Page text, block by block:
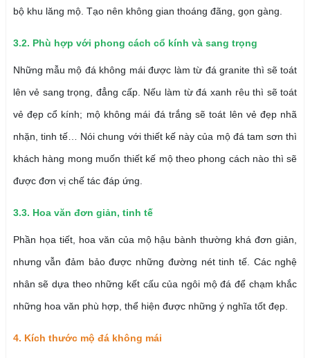
bộ khu lăng mộ. Tạo nên không gian thoáng đãng, gọn gàng.
3.2. Phù hợp với phong cách cổ kính và sang trọng
Những mẫu mộ đá không mái được làm từ đá granite thì sẽ toát
lên vẻ sang trọng, đẳng cấp. Nếu làm từ đá xanh rêu thì sẽ toát
vẻ đẹp cổ kính; mộ không mái đá trắng sẽ toát lên vẻ đẹp nhã
nhặn, tinh tế… Nói chung với thiết kế này của mộ đá tam sơn thì
khách hàng mong muốn thiết kế mộ theo phong cách nào thì sẽ
được đơn vị chế tác đáp ứng.
3.3. Hoa văn đơn giản, tinh tế
Phần họa tiết, hoa văn của mộ hậu bành thường khá đơn giản,
nhưng vẫn đảm bảo được những đường nét tinh tế. Các nghệ
nhân sẽ dựa theo những kết cấu của ngôi mộ đá để chạm khắc
những hoa văn phù hợp, thể hiện được những ý nghĩa tốt đẹp.
4. Kích thước mộ đá không mái